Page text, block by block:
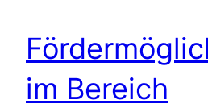
im Bereich